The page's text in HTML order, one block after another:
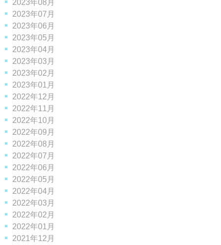
2023年08月
2023年07月
2023年06月
2023年05月
2023年04月
2023年03月
2023年02月
2023年01月
2022年12月
2022年11月
2022年10月
2022年09月
2022年08月
2022年07月
2022年06月
2022年05月
2022年04月
2022年03月
2022年02月
2022年01月
2021年12月